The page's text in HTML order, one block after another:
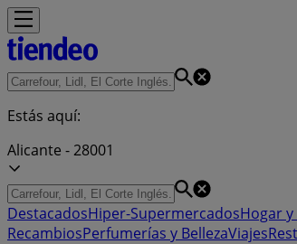
Estás aquí:
Alicante - 28001
DestacadosHiper-SupermercadosHogar
RecambiosPerfumerías y BellezaViajes